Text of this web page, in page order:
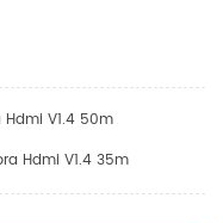
V1.4 50m
Hdmi V1.4 35m